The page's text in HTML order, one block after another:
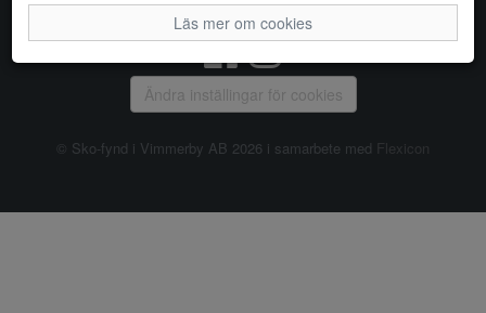
Läs mer om cookies
| Om oss Kontakta oss
Ändra inställingar för cookies
© Sko-fynd i Vimmerby AB 2026 i samarbete med Flexicon